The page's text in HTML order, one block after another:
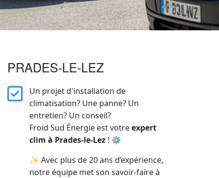
PRADES-LE-LEZ
far
fa-
square-
check
Un projet d'installation de
climatisation? Une panne? Un
entretien? Un conseil?
Froid Sud Énergie est votreexpert
clim à Prades-le-Lez! ⚙️
✨ Avec plus de 20 ans d’expérience,
notre équipe met son savoir-faire à